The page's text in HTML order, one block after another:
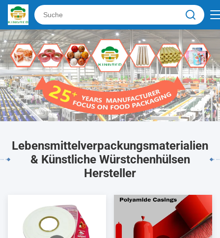
Lebensmittelverpackungsmaterialien
& Künstliche Würstchenhülsen
Hersteller